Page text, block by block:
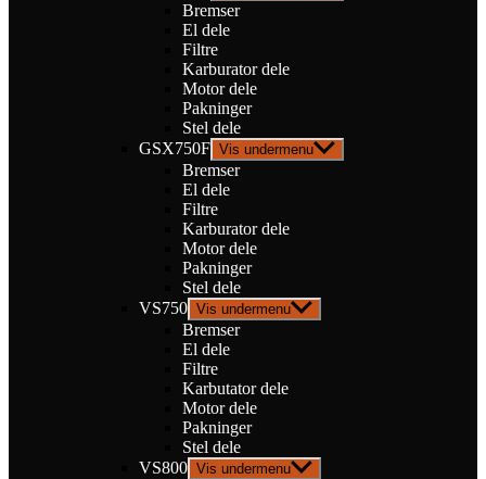
Bremser
El dele
Filtre
Karburator dele
Motor dele
Pakninger
Stel dele
GSX750F Vis undermenu
Bremser
El dele
Filtre
Karburator dele
Motor dele
Pakninger
Stel dele
VS750 Vis undermenu
Bremser
El dele
Filtre
Karbutator dele
Motor dele
Pakninger
Stel dele
VS800 Vis undermenu